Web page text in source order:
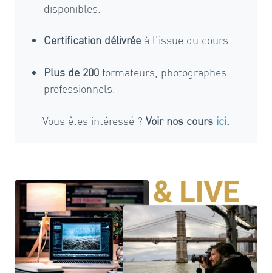
disponibles.
Certification délivrée à l'issue du cours.
Plus de 200 formateurs, photographes
professionnels.
Vous êtes intéressé ? Voir nos cours ici